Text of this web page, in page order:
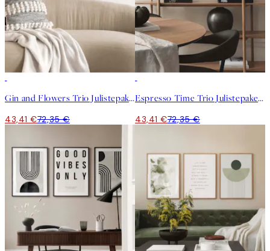
Gin and Flowers Trio Julistepaketti
43,41 €72,35 €
Espresso Time Trio Julistepaketti
43,41 €72,35 €